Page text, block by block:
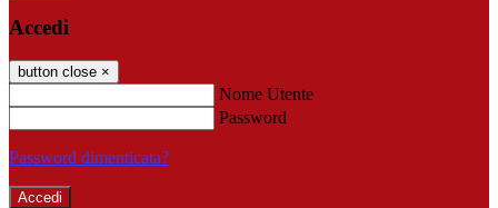
Accedi
button close ×
Nome Utente
Password
Password dimenticata?